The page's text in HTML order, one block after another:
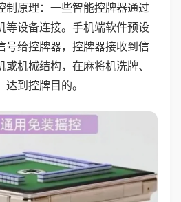
制原理：一些智能控牌器通过
等设备连接。手机端软件预设
号给控牌器，控牌器接收到信
机械结构，在麻将机洗牌、
到控牌目的。